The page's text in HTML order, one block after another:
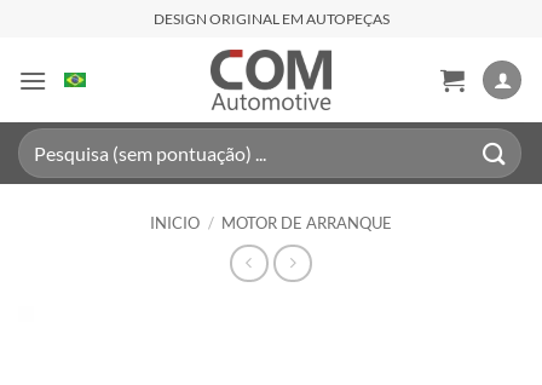
contenido
DESIGN ORIGINAL EM AUTOPEÇAS
Buscar
por:
INICIO / MOTOR DE ARRANQUE